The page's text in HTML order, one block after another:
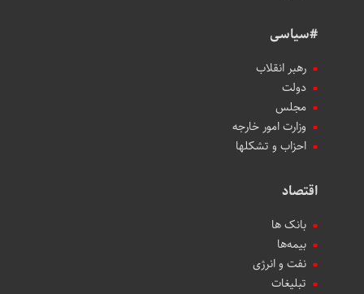
#سیاسی
رهبر انقلاب
دولت
مجلس
وزارت امور خارجه
احزاب و تشکلها
اقتصاد
بانک ها
بیمه‌ها
نفت و انرژی
تبلیغات